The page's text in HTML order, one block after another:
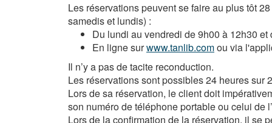
Les réservations peuvent se faire au plus tôt
samedis et lundis) :
Du lundi au vendredi de 9h00 à 12h30
En ligne surwww.tanlib.comou via
Il n’y a pas de tacite reconduction.
Les réservations sont possibles 24 heures sur
Lors de sa réservation, le client doit
son numéro de téléphone portable ou celui de
Lors de la confirmation de la réservation, il se